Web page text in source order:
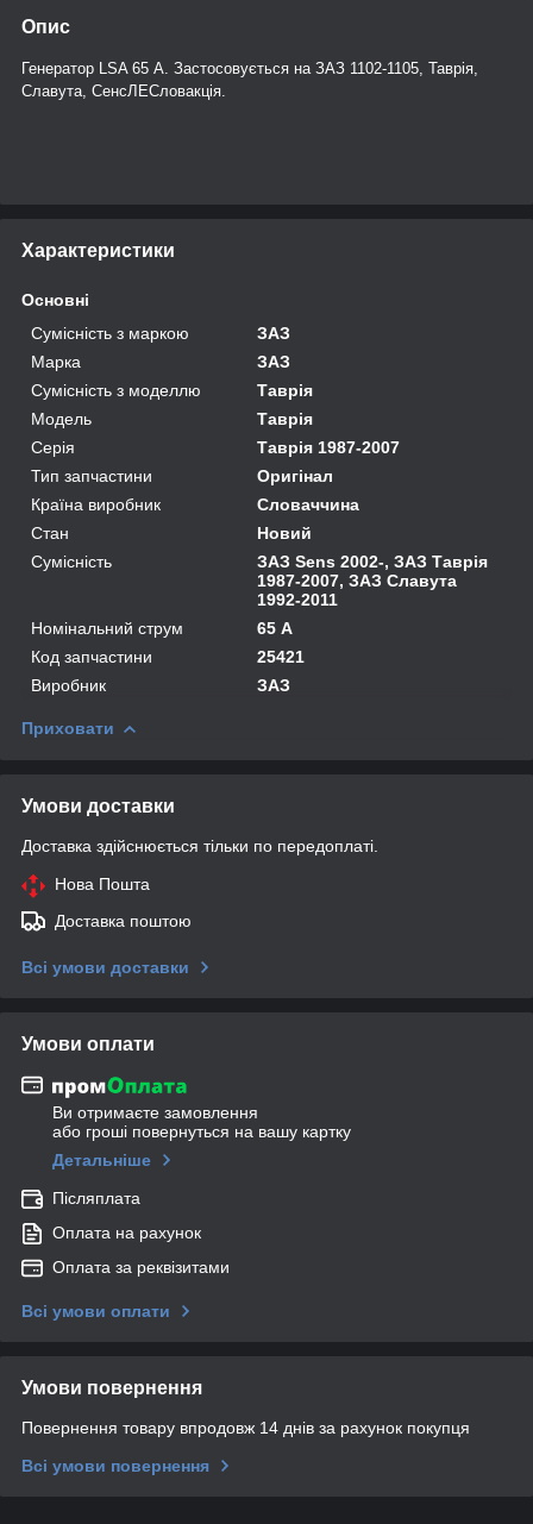
Опис
Генератор LSA 65 А. Застосовується на ЗАЗ 1102-1105, Таврія,
Славута, СенсЛЕСловакція.
Характеристики
Основні
Сумісність з маркою
ЗАЗ
Марка
ЗАЗ
Сумісність з моделлю
Таврія
Модель
Таврія
Серія
Таврія 1987-2007
Тип запчастини
Оригінал
Країна виробник
Словаччина
Стан
Новий
Сумісність
ЗАЗ Sens 2002-, ЗАЗ Таврія
1987-2007, ЗАЗ Славута
1992-2011
Номінальний струм
65 А
Код запчастини
25421
Виробник
ЗАЗ
Приховати
Умови доставки
Доставка здійснюється тільки по передоплаті.
Нова Пошта
Доставка поштою
Всі умови доставки
Умови оплати
Ви отримаєте замовлення
або гроші повернуться на вашу картку
Детальніше
Післяплата
Оплата на рахунок
Оплата за реквізитами
Всі умови оплати
Умови повернення
Повернення товару впродовж 14 днів за рахунок покупця
Всі умови повернення